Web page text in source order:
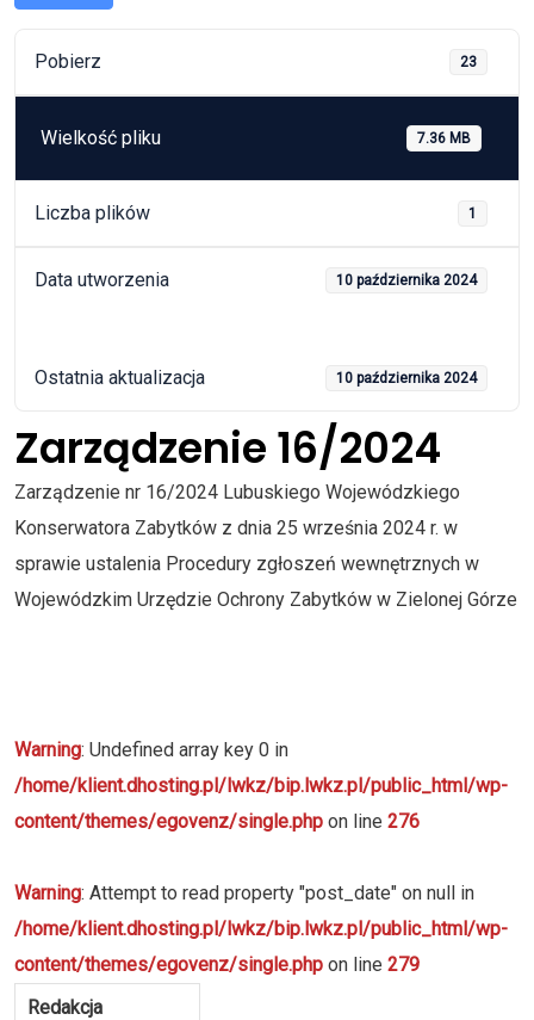
Pobierz 23
Wielkość pliku 7.36 MB
Liczba plików 1
Data utworzenia 10 października 2024
Ostatnia aktualizacja 10 października 2024
Zarządzenie 16/2024
Zarządzenie nr 16/2024 Lubuskiego Wojewódzkiego
Konserwatora Zabytków z dnia 25 września 2024 r. w
sprawie ustalenia Procedury zgłoszeń wewnętrznych w
Wojewódzkim Urzędzie Ochrony Zabytków w Zielonej Górze
Warning: Undefined array key 0 in
/home/klient.dhosting.pl/lwkz/bip.lwkz.pl/public_html/wp-
content/themes/egovenz/single.php on line 276
Warning: Attempt to read property "post_date" on null in
/home/klient.dhosting.pl/lwkz/bip.lwkz.pl/public_html/wp-
content/themes/egovenz/single.php on line 279
Redakcja